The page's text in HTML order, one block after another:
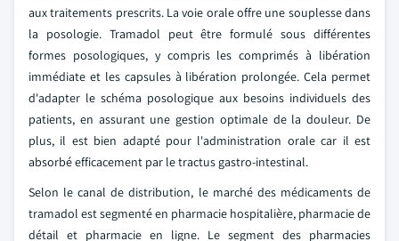
aux traitements prescrits. La voie orale offre une souplesse dans
la posologie. Tramadol peut être formulé sous différentes
formes posologiques, y compris les comprimés à libération
immédiate et les capsules à libération prolongée. Cela permet
d'adapter le schéma posologique aux besoins individuels des
patients, en assurant une gestion optimale de la douleur. De
plus, il est bien adapté pour l'administration orale car il est
absorbé efficacement par le tractus gastro-intestinal.
Selon le canal de distribution, le marché des médicaments de
tramadol est segmenté en pharmacie hospitalière, pharmacie de
détail et pharmacie en ligne. Le segment des pharmacies